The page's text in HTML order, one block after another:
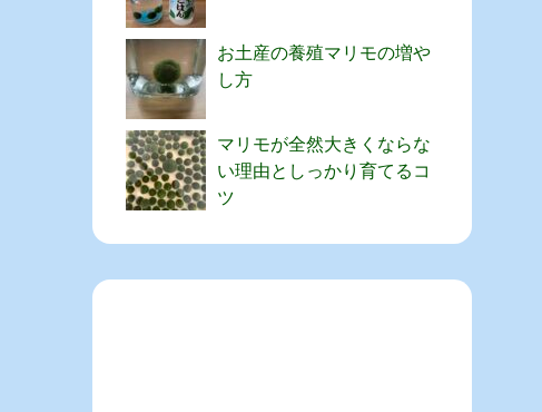
お土産の養殖マリモの増や
し方
マリモが全然大きくならな
い理由としっかり育てるコ
ツ